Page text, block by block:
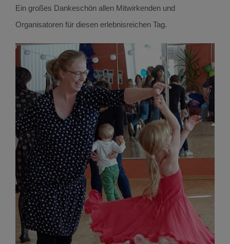
Ein großes Dankeschön allen Mitwirkenden und
Organisatoren für diesen erlebnisreichen Tag.